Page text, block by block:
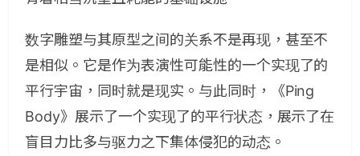
数字雕塑与其原型之间的关系不是再现，甚至不
是相似。它是作为表演性可能性的一个实现了的
平行宇宙，同时就是现实。与此同时，《Ping
Body》展示了一个实现了的平行状态，展示了在
盲目力比多与驱力之下集体侵犯的动态。